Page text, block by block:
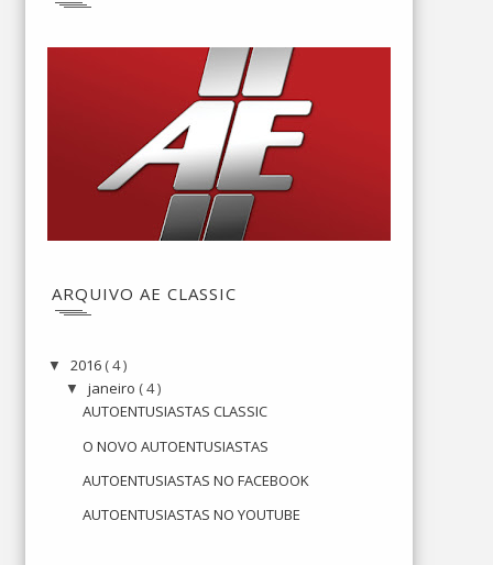
ARQUIVO AE CLASSIC
▼ 2016 ( 4 )
▼ janeiro ( 4 )
AUTOENTUSIASTAS CLASSIC
O NOVO AUTOENTUSIASTAS
AUTOENTUSIASTAS NO FACEBOOK
AUTOENTUSIASTAS NO YOUTUBE